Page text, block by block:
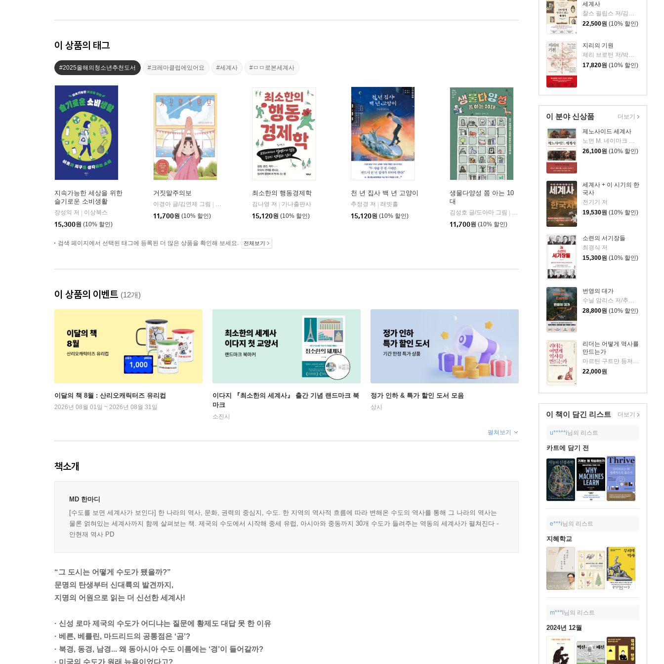
세계사
찰스 필립스 저/김봉중 감수/임지연 역
22,500원 (10% 할인)
지리의 기원
제리 브로턴 저/박세연 역
17,820원 (10% 할인)
이 분야 신상품
제노사이드 세계사
노먼 M. 네이마크 저/김상기 역
26,100원 (10% 할인)
세계사 + 이 시기의 한
국사
전기기 저
19,530원 (10% 할인)
소련의 서기장들
최경식 저
15,300원 (10% 할인)
번영의 대가
수닐 암리스 저/추선영 역
28,800원 (10% 할인)
리더는 어떻게 역사를
만드는가
22,000원
더보기
이 책이 담긴 리스트 더보기
u*****i님의 리스트
카트에 담기 전
e***i님의 리스트
지혜학교
m***l 님의 리스트
2024년 12월
이 상품의 태그
#2025올해의청소년추천도서 #크레마클럽에있어요 #세계사 #ㅁㅁ로본세계사
지속가능한 세상을 위한
슬기로운 소비생활
장성익 저
이상북스
15,300원 (10% 할인)
거짓말주의보
이경아 글/김연제 그림
한솔수북
11,700원 (10% 할인)
최소한의 행동경제학
김나영 저
가나출판사
15,120원 (10% 할인)
천 년 집사 백 년 고양이
추정경 저
래빗홀
15,120원 (10% 할인)
생물다양성 쫌 아는 10
대
김성호 글/도아마 그림
풀빛
11,700원 (10% 할인)
검색 페이지에서 선택된 태그에 등록된 더 많은 상품을 확인해 보세요. 전체보기
이 상품의 이벤트 (12개)
이달의 책 8월 : 산리오캐릭터즈 유리컵
2026년 08월 01일 ~ 2026년 08월 31일
이다지 『최소한의 세계사』 출간 기념 랜드마크 북
마크
소진시
정가 인하 & 특가 할인 도서 모음
상시
펼쳐보기
책소개
MD 한마디
[수도를 보면 세계사가 보인다] 한 나라의 역사, 문화, 권력의 중심지, 수도. 한 지역의 역사적 흐름에 따라 변해온 수도의 역사를 통해 그 나라의 역사는
물론 얽혀있는 세계사까지 함께 살펴보는 책. 제국의 수도에서 시작해 중세 유럽, 아시아와 중동까지 30개 수도가 들려주는 역동의 세계사가 펼쳐진다 -
안현재 역사 PD
“그 도시는 어떻게 수도가 됐을까?”
문명의 탄생부터 신대륙의 발견까지,
지명의 어원으로 읽는 더 신선한 세계사!
· 신성 로마 제국의 수도가 어디냐는 질문에 황제도 대답 못 한 이유
· 베른, 베를린, 마드리드의 공통점은 ‘곰’?
· 북경, 동경, 남경... 왜 동아시아 수도 이름에는 ‘경’이 들어갈까?
· 미국의 수도가 원래 뉴욕이었다고?